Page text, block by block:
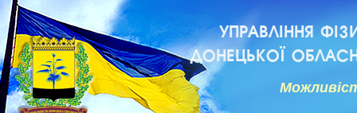
УПРАВЛІННЯ
ДОНЕЦЬКОЇ